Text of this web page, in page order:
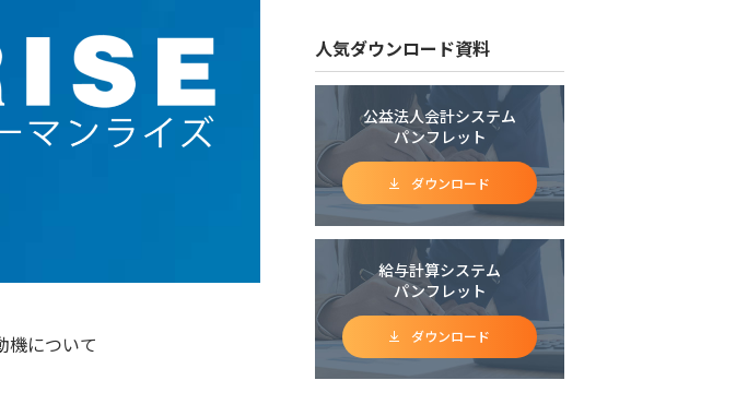
機について
人気ダウンロード資料
公益法人会計システム
パンフレット
ダウンロード
給与計算システム
パンフレット
ダウンロード